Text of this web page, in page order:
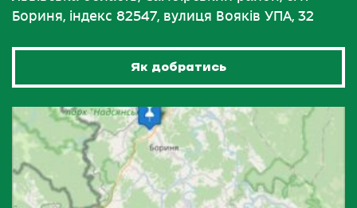
Бориня, індекс 82547, вулиця Вояків УПА, 32
Як добратись